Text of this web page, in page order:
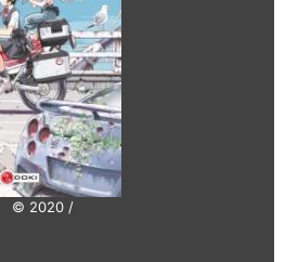
© 2020 /